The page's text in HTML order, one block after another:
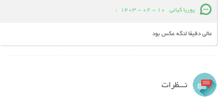
پوریا کیائی 10 - 02 - 1403
:
عالی دقیقا لنگه عکس بود
نـــظرات